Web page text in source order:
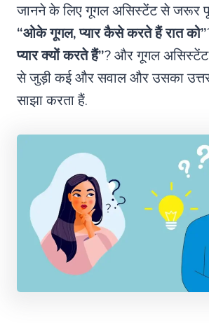
जानने के लिए गूगल असिस्टेंट से जरूर
“ओके गूगल, प्यार कैसे करते हैं रात को”
प्यार क्यों करते हैं”? और गूगल
से जुड़ी कई और सवाल और उसका
साझा करता हैं.